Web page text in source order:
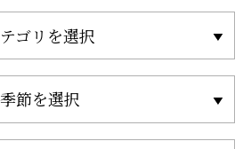
ゴリを選択
季節を選択